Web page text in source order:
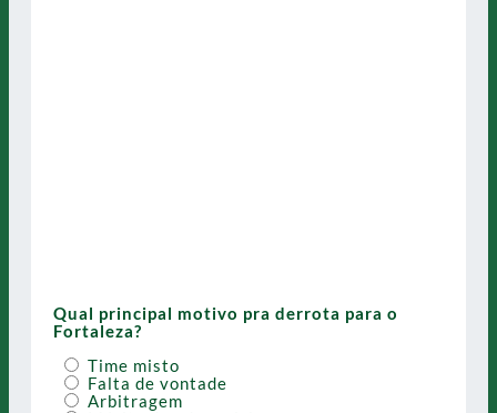
Qual principal motivo pra derrota para o
Fortaleza?
Time misto
Falta de vontade
Arbitragem